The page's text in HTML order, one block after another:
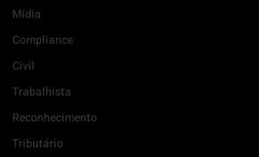
Mídia
Compliance
Civil
Trabalhista
Reconhecimento
Tributário